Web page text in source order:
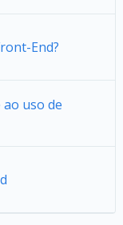
End?
uso de